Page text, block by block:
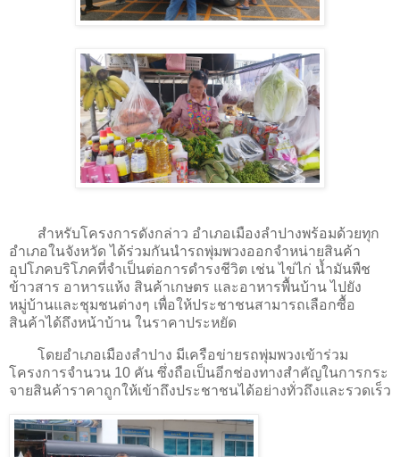
สำหรับโครงการดังกล่าว อำเภอเมืองลำปางพร้อมด้วยทุก
อำเภอในจังหวัด ได้ร่วมกันนำรถพุ่มพวงออกจำหน่ายสินค้า
อุปโภคบริโภคที่จำเป็นต่อการดำรงชีวิต เช่น ไข่ไก่ น้ำมันพืช
ข้าวสาร อาหารแห้ง สินค้าเกษตร และอาหารพื้นบ้าน ไปยัง
หมู่บ้านและชุมชนต่างๆ เพื่อให้ประชาชนสามารถเลือกซื้อ
สินค้าได้ถึงหน้าบ้าน ในราคาประหยัด
โดยอำเภอเมืองลำปาง มีเครือข่ายรถพุ่มพวงเข้าร่วม
โครงการจำนวน 10 คัน ซึ่งถือเป็นอีกช่องทางสำคัญในการกระ
จายสินค้าราคาถูกให้เข้าถึงประชาชนได้อย่างทั่วถึงและรวดเร็ว